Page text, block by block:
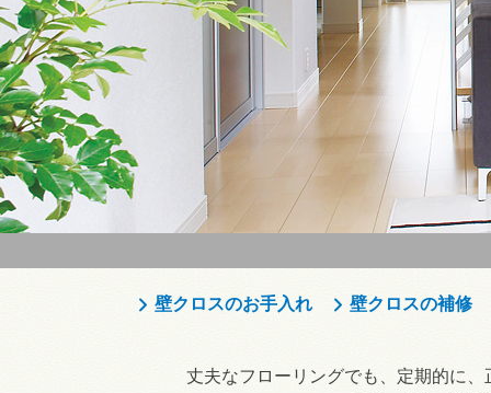
壁クロスのお手入れ 壁クロスの補修
丈夫なフローリングでも、定期的に